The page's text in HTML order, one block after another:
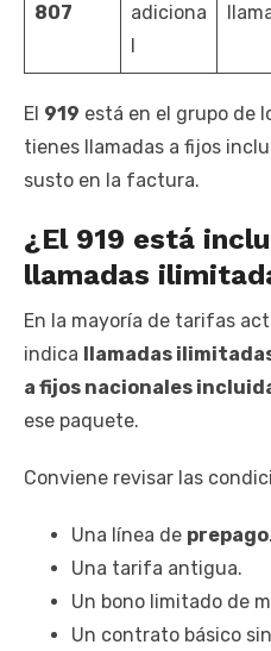
807
adiciona
El 919 está en el grupo de
tienes llamadas a fijos
susto en la factura.
¿El 919 está
llamadas
En la mayoría de tarifas
indica
llamadas
a fijos nacionales
ese paquete.
Conviene revisar las
Una línea de prepago.
Una tarifa antigua.
Un bono limitado de
Un contrato básico